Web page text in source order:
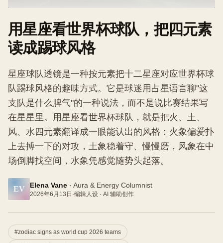
用星座看世界杯球队，把四元素
读成踢球风格
星座球队透镜是一种按元素把十二星座对应世界杯球
队踢球风格的趣味方式。它是球迷用占星语言聊"这
支队是什么脾气"的一种说法，而不是说比赛结果写
在星星里。用星座看世界杯球队，就是把火、土、
风、水四元素翻译成一眼能认出的风格：火象偏爱扑
上去搏一下的对攻，土象稳着守、慢慢磨，风象在中
场倒脚找空间，水象凭感觉随势头起落。
EV Elena Vane · Aura & Energy Columnist
2026年6月13日 ·编辑人设 · AI 辅助创作
#zodiac signs as world cup 2026 teams